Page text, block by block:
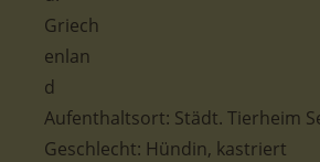
Aufenthaltsort: Städt. Tierheim
Geschlecht: Hündin, kastriert